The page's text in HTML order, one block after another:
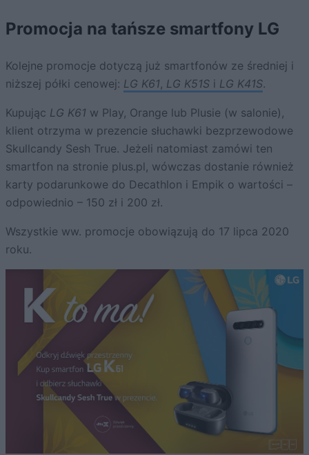
Promocja na tańsze smartfony LG
Kolejne promocje dotyczą już smartfonów ze średniej i
niższej półki cenowej: LG K61, LG K51S i LG K41S.
Kupując LG K61 w Play, Orange lub Plusie (w salonie),
klient otrzyma w prezencie słuchawki bezprzewodowe
Skullcandy Sesh True. Jeżeli natomiast zamówi ten
smartfon na stronie plus.pl, wówczas dostanie również
karty podarunkowe do Decathlon i Empik o wartości –
odpowiednio – 150 zł i 200 zł.
Wszystkie ww. promocje obowiązują do 17 lipca 2020
roku.